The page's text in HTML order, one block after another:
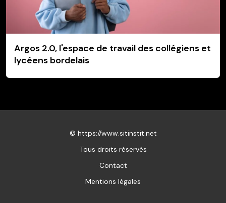
Argos 2.0, l'espace de travail des collégiens et
lycéens bordelais
© https://www.sitinstit.net
Tous droits réservés
Contact
Mentions légales